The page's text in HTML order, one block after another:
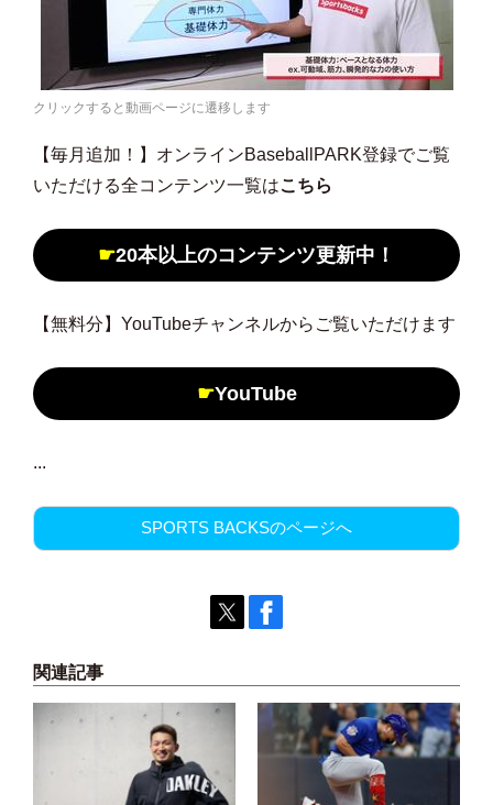
クリックすると動画ページに遷移します
【毎月追加！】オンラインBaseballPARK登録でご覧
いただける全コンテンツ一覧はこちら
☛20本以上のコンテンツ更新中！
【無料分】YouTubeチャンネルからご覧いただけます
☛YouTube
...
SPORTS BACKSのページへ
関連記事